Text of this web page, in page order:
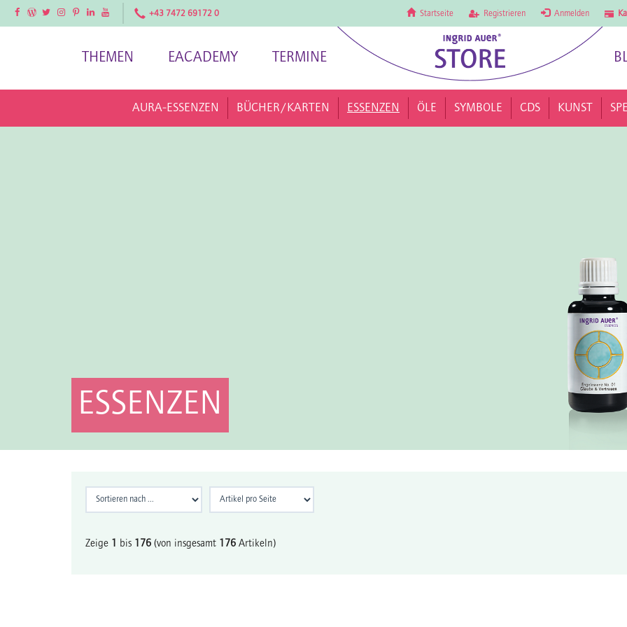
FacebookFacebookTwitterInstagramPinterestLinkedInYouTube +43 7472 69172 0 Startseite Registrieren Anmelden
THEMEN EACADEMY TERMINE
AURA-ESSENZEN BÜCHER/KARTEN ESSENZEN ÖLE SYMBOLE CDS KUNST
ESSENZEN
Zeige 1 bis 176 (von insgesamt 176 Artikeln)